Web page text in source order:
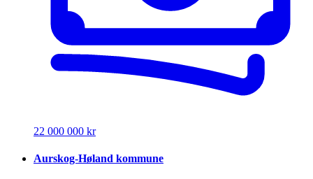
22 000 000 kr
Aurskog-Høland kommune